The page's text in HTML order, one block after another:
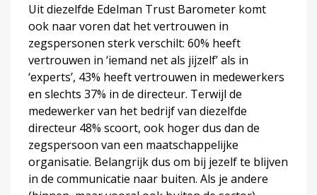
Uit diezelfde Edelman Trust Barometer komt
ook naar voren dat het vertrouwen in
zegspersonen sterk verschilt: 60% heeft
vertrouwen in ‘iemand net als jijzelf’ als in
‘experts’, 43% heeft vertrouwen in medewerkers
en slechts 37% in de directeur. Terwijl de
medewerker van het bedrijf van diezelfde
directeur 48% scoort, ook hoger dus dan de
zegspersoon van een maatschappelijke
organisatie. Belangrijk dus om bij jezelf te blijven
in de communicatie naar buiten. Als je andere